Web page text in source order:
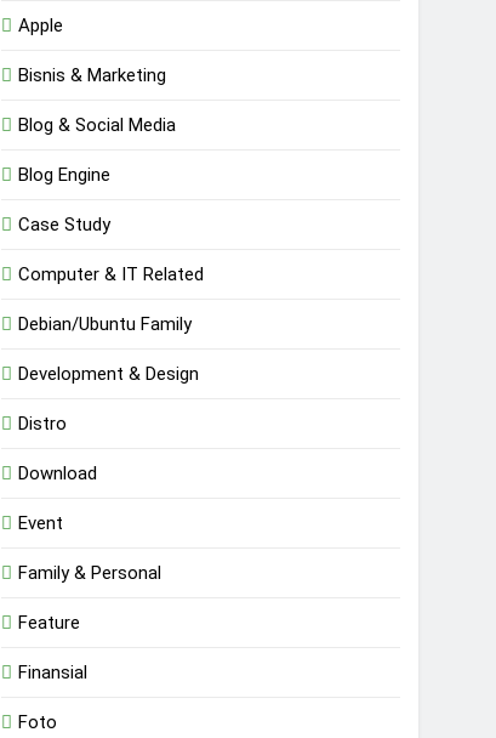
Apple
Bisnis & Marketing
Blog & Social Media
Blog Engine
Case Study
Computer & IT Related
Debian/Ubuntu Family
Development & Design
Distro
Download
Event
Family & Personal
Feature
Finansial
Foto